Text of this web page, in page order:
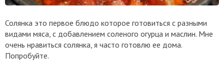
Солянка это первое блюдо которое готовиться с разными
видами мяса, с добавлением соленого огурца и маслин. Мне
очень нравиться солянка, я часто готовлю ее дома.
Попробуйте.